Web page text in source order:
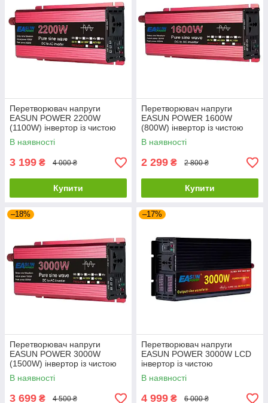
Перетворювач напруги
EASUN POWER 2200W
(1100W) інвертор із чистою
синусоїдою 12V-220V
В наявності
3 199 ₴ 4 000 ₴
Купити
Перетворювач напруги
EASUN POWER 1600W
(800W) інвертор із чистою
синусоїдою 12V-220V
В наявності
2 299 ₴ 2 800 ₴
Купити
–18%
Перетворювач напруги
EASUN POWER 3000W
(1500W) інвертор із чистою
синусоїдою 12V-220V
В наявності
3 699 ₴ 4 500 ₴
–17%
Перетворювач напруги
EASUN POWER 3000W LCD
інвертор із чистою
синусоїдою 12V-220V
В наявності
4 999 ₴ 6 000 ₴